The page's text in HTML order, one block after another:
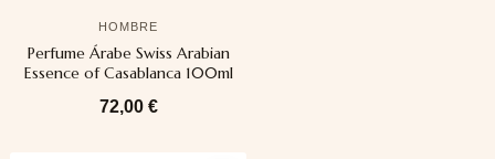
HOMBRE
Perfume Árabe Swiss Arabian
Essence of Casablanca 100ml
72,00 €